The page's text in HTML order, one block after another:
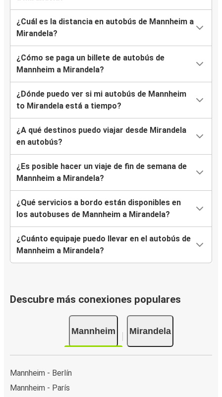
¿Cuál es la distancia en autobús de Mannheim a
Mirandela?
¿Cómo se paga un billete de autobús de
Mannheim a Mirandela?
¿Dónde puedo ver si mi autobús de Mannheim
to Mirandela está a tiempo?
¿A qué destinos puedo viajar desde Mirandela
en autobús?
¿Es posible hacer un viaje de fin de semana de
Mannheim a Mirandela?
¿Qué servicios a bordo están disponibles en
los autobuses de Mannheim a Mirandela?
¿Cuánto equipaje puedo llevar en el autobús de
Mannheim a Mirandela?
Descubre más conexiones populares
Mannheim Mirandela
Mannheim - Berlín
Mannheim - París